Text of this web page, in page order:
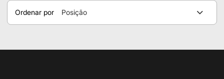
Ordenar por Posição